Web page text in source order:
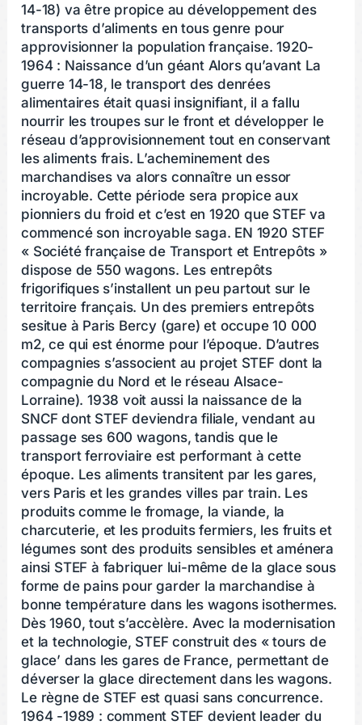
14-18) va être propice au développement des
transports d’aliments en tous genre pour
approvisionner la population française. 1920-
1964 : Naissance d’un géant Alors qu’avant La
guerre 14-18, le transport des denrées
alimentaires était quasi insignifiant, il a fallu
nourrir les troupes sur le front et développer le
réseau d’approvisionnement tout en conservant
les aliments frais. L’acheminement des
marchandises va alors connaître un essor
incroyable. Cette période sera propice aux
pionniers du froid et c’est en 1920 que STEF va
commencé son incroyable saga. EN 1920 STEF
« Société française de Transport et Entrepôts »
dispose de 550 wagons. Les entrepôts
frigorifiques s’installent un peu partout sur le
territoire français. Un des premiers entrepôts
sesitue à Paris Bercy (gare) et occupe 10 000
m2, ce qui est énorme pour l’époque. D’autres
compagnies s’associent au projet STEF dont la
compagnie du Nord et le réseau Alsace-
Lorraine). 1938 voit aussi la naissance de la
SNCF dont STEF deviendra filiale, vendant au
passage ses 600 wagons, tandis que le
transport ferroviaire est performant à cette
époque. Les aliments transitent par les gares,
vers Paris et les grandes villes par train. Les
produits comme le fromage, la viande, la
charcuterie, et les produits fermiers, les fruits et
légumes sont des produits sensibles et aménera
ainsi STEF à fabriquer lui-même de la glace sous
forme de pains pour garder la marchandise à
bonne température dans les wagons isothermes.
Dès 1960, tout s’accèlère. Avec la modernisation
et la technologie, STEF construit des « tours de
glace’ dans les gares de France, permettant de
déverser la glace directement dans les wagons.
Le règne de STEF est quasi sans concurrence.
1964 -1989 : comment STEF devient leader du